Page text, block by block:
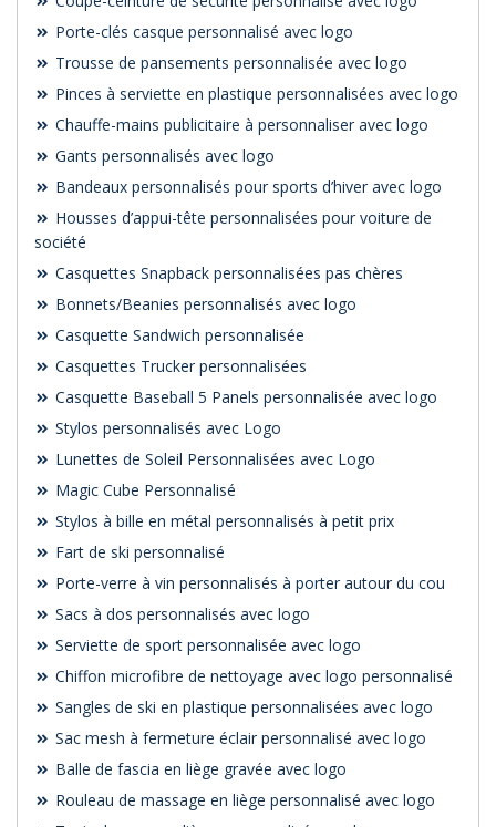
Porte-clés casque personnalisé avec logo
Trousse de pansements personnalisée avec logo
Pinces à serviette en plastique personnalisées avec logo
Chauffe-mains publicitaire à personnaliser avec logo
Gants personnalisés avec logo
Bandeaux personnalisés pour sports d’hiver avec logo
Housses d’appui-tête personnalisées pour voiture de
société
Casquettes Snapback personnalisées pas chères
Bonnets/Beanies personnalisés avec logo
Casquette Sandwich personnalisée
Casquettes Trucker personnalisées
Casquette Baseball 5 Panels personnalisée avec logo
Stylos personnalisés avec Logo
Lunettes de Soleil Personnalisées avec Logo
Magic Cube Personnalisé
Stylos à bille en métal personnalisés à petit prix
Fart de ski personnalisé
Porte-verre à vin personnalisés à porter autour du cou
Sacs à dos personnalisés avec logo
Serviette de sport personnalisée avec logo
Chiffon microfibre de nettoyage avec logo personnalisé
Sangles de ski en plastique personnalisées avec logo
Sac mesh à fermeture éclair personnalisé avec logo
Balle de fascia en liège gravée avec logo
Rouleau de massage en liège personnalisé avec logo